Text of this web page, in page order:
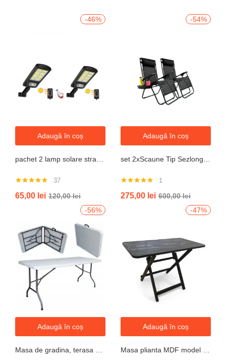
-46%
Adaugă în coș
4.76din 5
37
65,00 lei 120,00lei
-54%
Adaugă în coș
5.00din 5
1
275,00 lei 600,00lei
-56%
Adaugă în coș
-47%
Adaugă în coș